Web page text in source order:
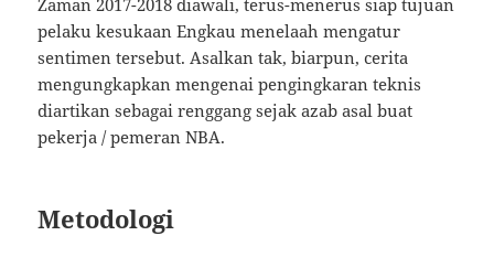
Zaman 2017-2018 diawali, terus-menerus siap tujuan
pelaku kesukaan Engkau menelaah mengatur
sentimen tersebut. Asalkan tak, biarpun, cerita
mengungkapkan mengenai pengingkaran teknis
diartikan sebagai renggang sejak azab asal buat
pekerja / pemeran NBA.
Metodologi